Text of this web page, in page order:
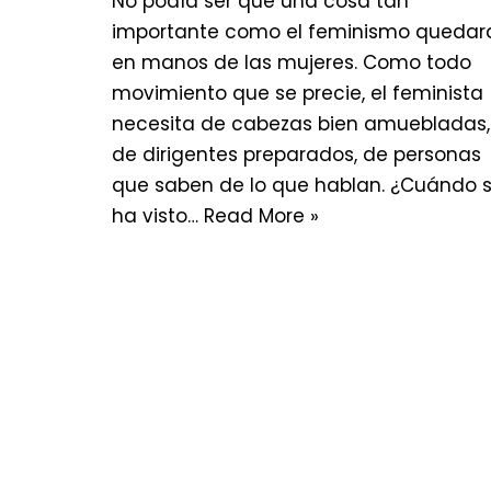
importante como el feminismo
en manos de las mujeres. Como todo
movimiento que se precie, el feminista
necesita de cabezas bien amuebladas,
de dirigentes preparados, de personas
que saben de lo que hablan. ¿Cuándo
ha visto… Read More »